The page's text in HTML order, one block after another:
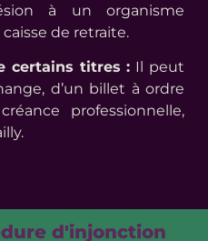
à un organisme
de retraite.
certains titres : Il peut
d’un billet à ordre
professionnelle,
d'injonction